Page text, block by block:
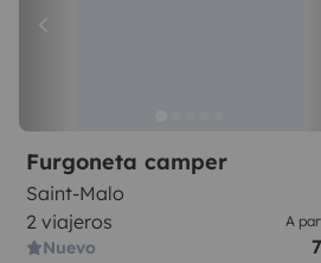
Furgoneta camper
Saint-Malo
2 viajeros
Nuevo
A